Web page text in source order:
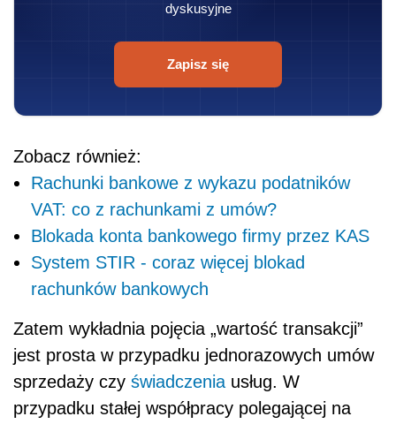
dyskusyjne
Zapisz się
Zobacz również:
Rachunki bankowe z wykazu podatników
VAT: co z rachunkami z umów?
Blokada konta bankowego firmy przez KAS
System STIR - coraz więcej blokad
rachunków bankowych
Zatem wykładnia pojęcia „wartość transakcji”
jest prosta w przypadku jednorazowych umów
sprzedaży czy świadczenia usług. W
przypadku stałej współpracy polegającej na